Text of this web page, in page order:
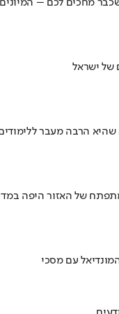
מחכים לכם –
של ישראל
הרבה מעבר